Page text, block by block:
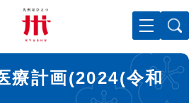
ーを飛ばして本文へ
療計画(2024(令和